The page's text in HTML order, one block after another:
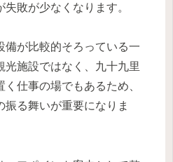
敗が少なくなります。
備が比較的そろっている一
光施設ではなく、九十九里
仕事の場でもあるため、
振る舞いが重要になりま